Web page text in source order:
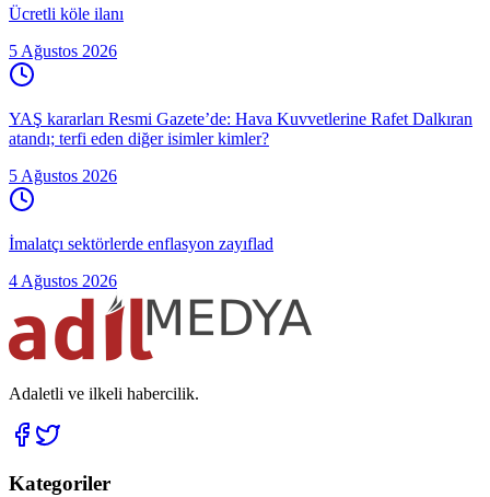
Ücretli köle ilanı
5 Ağustos 2026
YAŞ kararları Resmi Gazete’de: Hava Kuvvetlerine Rafet Dalkıran
atandı; terfi eden diğer isimler kimler?
5 Ağustos 2026
İmalatçı sektörlerde enflasyon zayıflad
4 Ağustos 2026
Adaletli ve ilkeli habercilik.
Kategoriler